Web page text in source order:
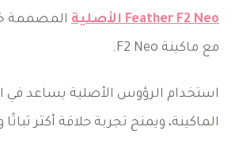
Feather F2 Neo الأصلية
المصممة
مع ماكينة F2 Neo.
استخدام الرؤوس الأصلية يساعد في
الماكينة، ويمنح تجربة حلاقة أكثر ثباتًا